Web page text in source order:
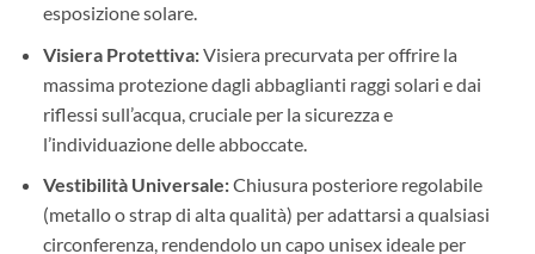
esposizione solare.
Visiera Protettiva:Visiera precurvata per offrire la
massima protezione dagli abbaglianti raggi solari e dai
riflessi sull’acqua, cruciale per la sicurezza e
l’individuazione delle abboccate.
Vestibilità Universale:Chiusura posteriore regolabile
(metallo o strap di alta qualità) per adattarsi a qualsiasi
circonferenza, rendendolo un capo unisex ideale per